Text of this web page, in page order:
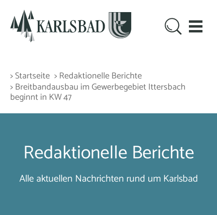
> Startseite > Redaktionelle Berichte
> Breitbandausbau im Gewerbegebiet Ittersbach
beginnt in KW 47
Redaktionelle Berichte
Alle aktuellen Nachrichten rund um Karlsbad